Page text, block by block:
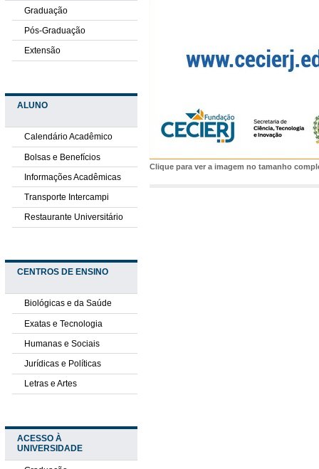
Graduação
Pós-Graduação
Extensão
ALUNO
Calendário Acadêmico
Bolsas e Benefícios
Informações Acadêmicas
Transporte Intercampi
Restaurante Universitário
CENTROS DE ENSINO
Biológicas e da Saúde
Exatas e Tecnologia
Humanas e Sociais
Jurídicas e Políticas
Letras e Artes
ACESSO À
UNIVERSIDADE
Clique para ver a imagem no tamanho